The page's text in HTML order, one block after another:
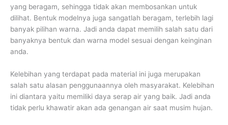
yang beragam, sehingga tidak akan membosankan untuk
dilihat. Bentuk modelnya juga sangatlah beragam, terlebih lagi
banyak pilihan warna. Jadi anda dapat memilih salah satu dari
banyaknya bentuk dan warna model sesuai dengan keinginan
anda.
Kelebihan yang terdapat pada material ini juga merupakan
salah satu alasan penggunaannya oleh masyarakat. Kelebihan
ini diantara yaitu memiliki daya serap air yang baik. Jadi anda
tidak perlu khawatir akan ada genangan air saat musim hujan.